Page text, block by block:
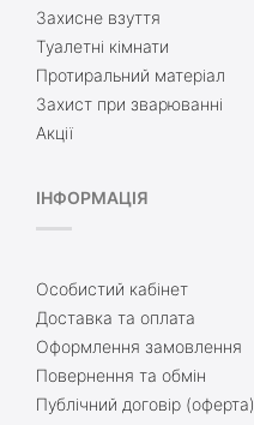
Захисне взуття
Туалетні кімнати
Протиральний матеріал
Захист при зварюванні
Акції
ІНФОРМАЦІЯ
Особистий кабінет
Доставка та оплата
Оформлення замовлення
Повернення та обмін
Публічний договір (оферта)